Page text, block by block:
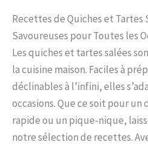
Recettes de Quiches et Tartes
Savoureuses pour Toutes les
Les quiches et tartes salées
la cuisine maison. Faciles à
déclinables à l’infini, elles
occasions. Que ce soit pour
rapide ou un pique-nique,
notre sélection de recettes.